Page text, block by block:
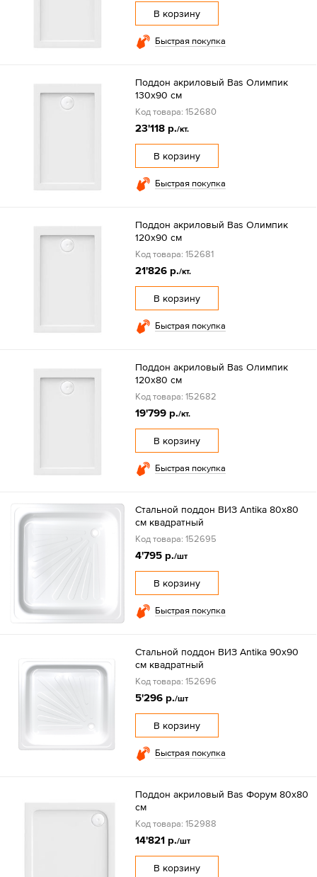
В корзину
Быстрая покупка
Поддон акриловый Bas Олимпик
130х90 см
Код товара: 152680
23'118 р./кт.
В корзину
Быстрая покупка
Поддон акриловый Bas Олимпик
120х90 см
Код товара: 152681
21'826 р./кт.
В корзину
Быстрая покупка
Поддон акриловый Bas Олимпик
120х80 см
Код товара: 152682
19'799 р./кт.
В корзину
Быстрая покупка
Стальной поддон ВИЗ Antika 80x80
см квадратный
Код товара: 152695
4'795 р./шт
В корзину
Быстрая покупка
Стальной поддон ВИЗ Antika 90x90
см квадратный
Код товара: 152696
5'296 р./шт
В корзину
Быстрая покупка
Поддон акриловый Bas Форум 80х80
см
Код товара: 152988
14'821 р./шт
В корзину